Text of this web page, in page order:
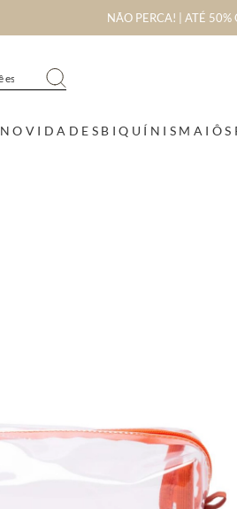
NÃO PERCA! | ATÉ 50%
NOVIDADES BIQUÍNIS MAIÔS